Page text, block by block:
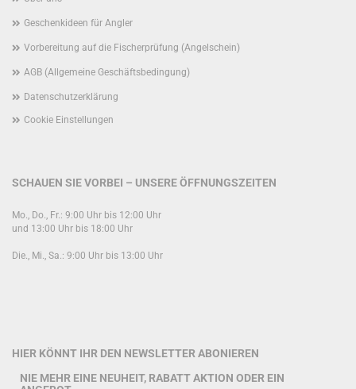
Geschenkideen für Angler
Vorbereitung auf die Fischerprüfung (Angelschein)
AGB (Allgemeine Geschäftsbedingung)
Datenschutzerklärung
Cookie Einstellungen
SCHAUEN SIE VORBEI – UNSERE ÖFFNUNGSZEITEN
Mo., Do., Fr.: 9:00 Uhr bis 12:00 Uhr
und 13:00 Uhr bis 18:00 Uhr
Die., Mi., Sa.: 9:00 Uhr bis 13:00 Uhr
HIER KÖNNT IHR DEN NEWSLETTER ABONIEREN
NIE MEHR EINE NEUHEIT, RABATT AKTION ODER EIN